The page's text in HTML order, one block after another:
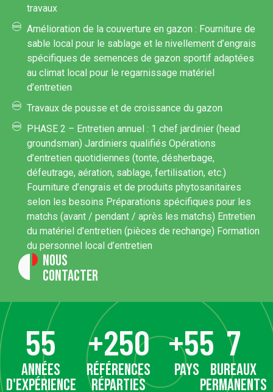
travaux
Amélioration de la couverture en gazon : Fourniture de
sable local pour le sablage et le nivellement d’engrais
spécifiques de semences de gazon sportif adaptées
au climat local pour le regarnissage matériel
d’entretien
Travaux de pousse et de croissance du gazon
PHASE 2 – Entretien annuel : 1 chef jardinier (head
groundsman) Jardiniers qualifiés Opérations
d’entretien quotidiennes (tonte, désherbage,
défeutrage, aération, sablage, fertilisation, etc.)
Fourniture d’engrais et de produits phytosanitaires
selon les besoins Préparations spécifiques pour les
matchs (avant / pendant / après les matchs) Entretien
du matériel d’entretien (pièces de rechange) Formation
du personnel local d’entretien
Nous
contacter
années
d'expérience
55
références
réparties
+250
pays
+55
bureaux
permanents
7